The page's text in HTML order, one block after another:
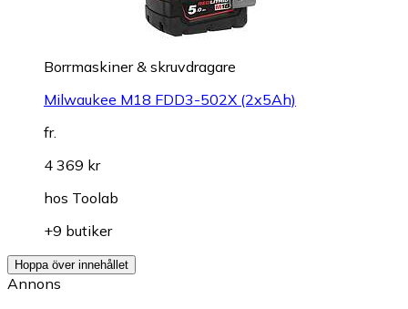
Borrmaskiner & skruvdragare
Milwaukee M18 FDD3-502X (2x5Ah)
fr.
4 369 kr
hos Toolab
+9 butiker
Hoppa över innehållet
Annons